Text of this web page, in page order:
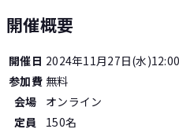
開催概要
開催日 2024年11月27日(水
参加費 無料
会場
オンライン
定員
150名